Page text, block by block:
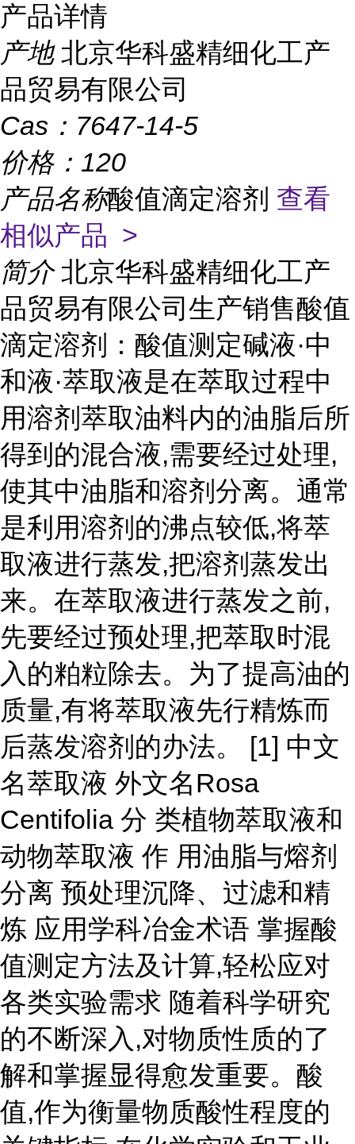
产品详情
产地 北京华科盛精细化工产
品贸易有限公司
Cas： 7647-14-5
价格： 120
产品名称酸值滴定溶剂 查看
相似产品 >
简介 北京华科盛精细化工产
品贸易有限公司生产销售酸值
滴定溶剂：酸值测定碱液·中
和液·萃取液是在萃取过程中
用溶剂萃取油料内的油脂后所
得到的混合液,需要经过处理,
使其中油脂和溶剂分离。通常
是利用溶剂的沸点较低,将萃
取液进行蒸发,把溶剂蒸发出
来。在萃取液进行蒸发之前,
先要经过预处理,把萃取时混
入的粕粒除去。为了提高油的
质量,有将萃取液先行精炼而
后蒸发溶剂的办法。 [1] 中文
名萃取液 外文名Rosa
Centifolia 分 类植物萃取液和
动物萃取液 作 用油脂与熔剂
分离 预处理沉降、过滤和精
炼 应用学科冶金术语 掌握酸
值测定方法及计算,轻松应对
各类实验需求 随着科学研究
的不断深入,对物质性质的了
解和掌握显得愈发重要。酸
值,作为衡量物质酸性程度的